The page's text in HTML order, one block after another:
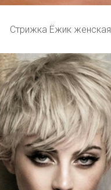
Стрижка Ёжик женская